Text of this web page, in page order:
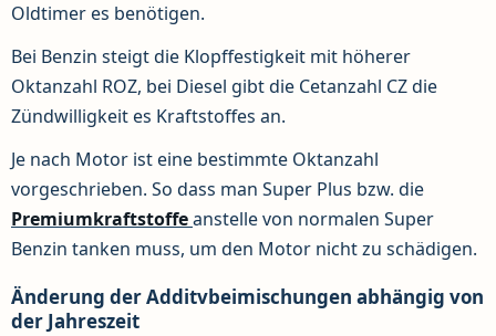
Oldtimer es benötigen.
Bei Benzin steigt die Klopffestigkeit mit höherer
Oktanzahl ROZ, bei Diesel gibt die Cetanzahl CZ die
Zündwilligkeit es Kraftstoffes an.
Je nach Motor ist eine bestimmte Oktanzahl
vorgeschrieben. So dass man Super Plus bzw. die
Premiumkraftstoffeanstelle von normalen Super
Benzin tanken muss, um den Motor nicht zu schädigen.
Änderung der Additvbeimischungen abhängig von
der Jahreszeit